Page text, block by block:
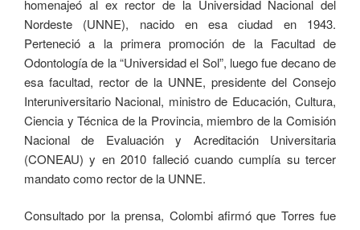
homenajeó al ex rector de la Universidad Nacional del
Nordeste (UNNE), nacido en esa ciudad en 1943.
Perteneció a la primera promoción de la Facultad de
Odontología de la “Universidad el Sol”, luego fue decano de
esa facultad, rector de la UNNE, presidente del Consejo
Interuniversitario Nacional, ministro de Educación, Cultura,
Ciencia y Técnica de la Provincia, miembro de la Comisión
Nacional de Evaluación y Acreditación Universitaria
(CONEAU) y en 2010 falleció cuando cumplía su tercer
mandato como rector de la UNNE.
Consultado por la prensa, Colombi afirmó que Torres fue